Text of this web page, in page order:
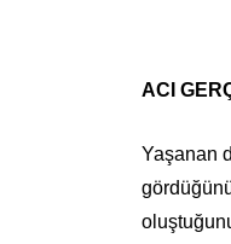
ACI
Yaşanan